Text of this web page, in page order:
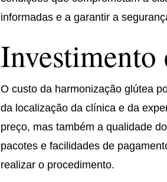
informadas e a garantir a
O custo da harmonização glútea
da localização da clínica e da
preço, mas também a qualidade
pacotes e facilidades de
realizar o procedimento.